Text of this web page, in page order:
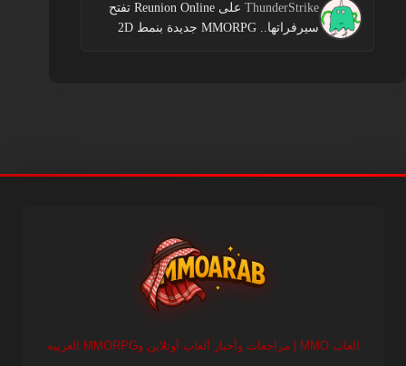
ThunderStrike على
Reunion Online تفتح
سيرفراتها.. MMORPG جديدة بنمط 2D
العاب MMO | مراجعات وأخبار ألعاب أونلاين وMMORPG العربية